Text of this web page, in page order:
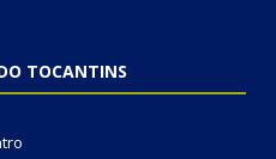
TOCANTINS